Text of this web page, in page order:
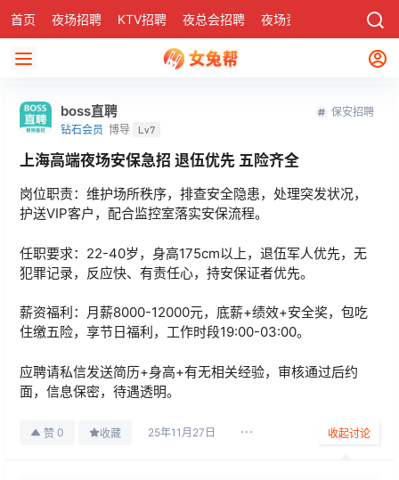
首页 夜场招聘 KTV招聘 夜总会招聘 夜场资讯 社区
boss直聘
钻石会员 博导 Lv7
保安招聘
上海高端夜场安保急招 退伍优先 五险齐全
岗位职责：维护场所秩序，排查安全隐患，处理突发状况，
护送VIP客户，配合监控室落实安保流程。
任职要求：22-40岁，身高175cm以上，退伍军人优先，无
犯罪记录，反应快、有责任心，持安保证者优先。
薪资福利：月薪8000-12000元，底薪+绩效+安全奖，包吃
住缴五险，享节日福利，工作时段19:00-03:00。
应聘请私信发送简历+身高+有无相关经验，审核通过后约
面，信息保密，待遇透明。
赞 0 收藏 25年11月27日 收起讨论